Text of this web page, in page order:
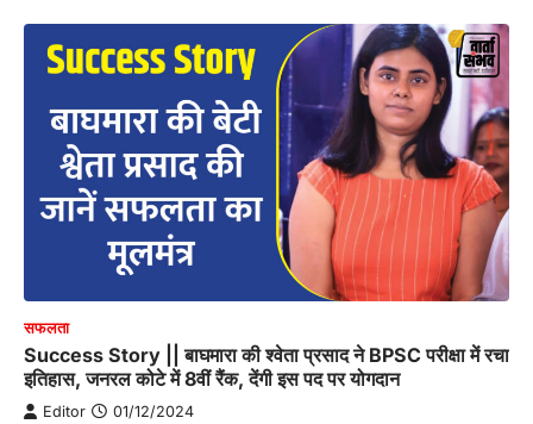
सफलता
Success Story || बाघमारा की श्वेता प्रसाद ने BPSC परीक्षा में रचा
इतिहास, जनरल कोटे में 8वीं रैंक, देंगी इस पद पर योगदान
Editor 01/12/2024